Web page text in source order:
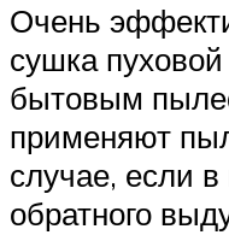
Очень
сушка
бытовым
применяют
случае, если
обратного